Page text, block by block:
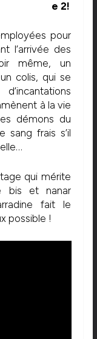
e 2!
pour
l’arrivée des
même, un
colis, qui se
à la vie
démons du
sang frais s’il
qui mérite
bis et nanar
fait le
possible !